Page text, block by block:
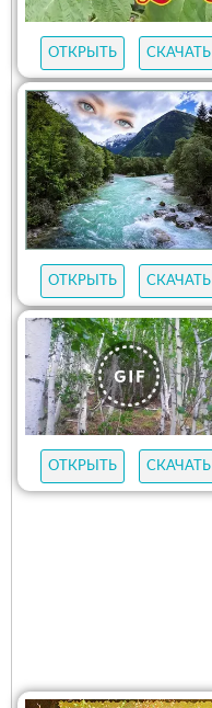
ОТКРЫТЬ СКАЧАТЬ
ОТКРЫТЬ СКАЧАТЬ
ОТКРЫТЬ СКАЧАТЬ